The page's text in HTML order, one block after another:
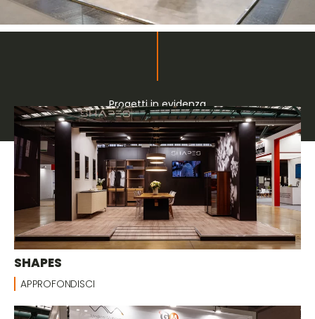
Progetti in evidenza
Stand su misura
SHAPES
APPROFONDISCI